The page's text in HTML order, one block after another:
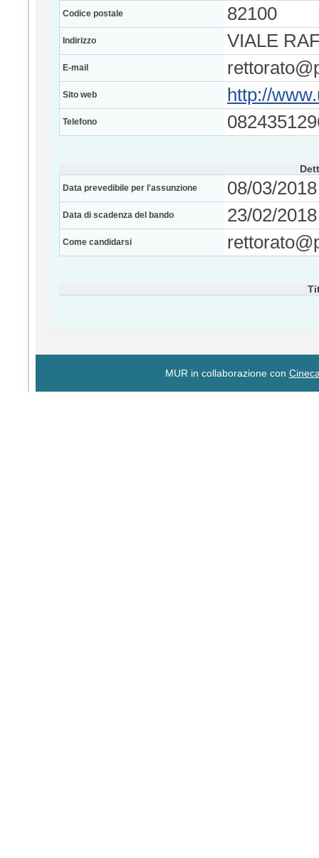
Codice postale 82100
Indirizzo VIALE
E-mail
Sito web http://
Telefono
Data prevedibile per l'assunzione 08/03/2018
Data di scadenza del bando 23/02/
Come candidarsi
MUR in collaborazione con